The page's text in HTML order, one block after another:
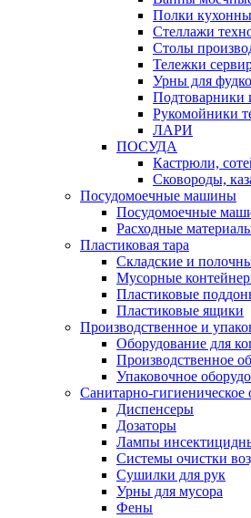
Полки
Стеллажи
Столы
Тележки
Урны для
Подтоварники
Рукомойники
ЛАРИ
ПОСУДА
Кастрюли,
Сковороды,
Посудомоечные машины
Посудомоечные
Расходные
Пластиковая тара
Складские и
Мусорные
Пластиковые
Пластиковые ящики
Производственное и
Оборудование для
Производственное
Упаковочное
Санитарно-гигиеническое
Диспенсеры
Дозаторы
Лампы
Системы очистки
Сушилки для рук
Урны для мусора
Фены